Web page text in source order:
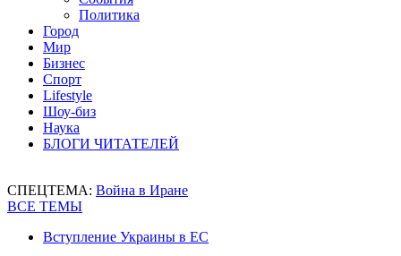
Политика
Город
Мир
Бизнес
Спорт
Lifestyle
Шоу-биз
Наука
БЛОГИ ЧИТАТЕЛЕЙ
СПЕЦТЕМА: Война в Иране
ВСЕ ТЕМЫ
Вступление Украины в ЕС